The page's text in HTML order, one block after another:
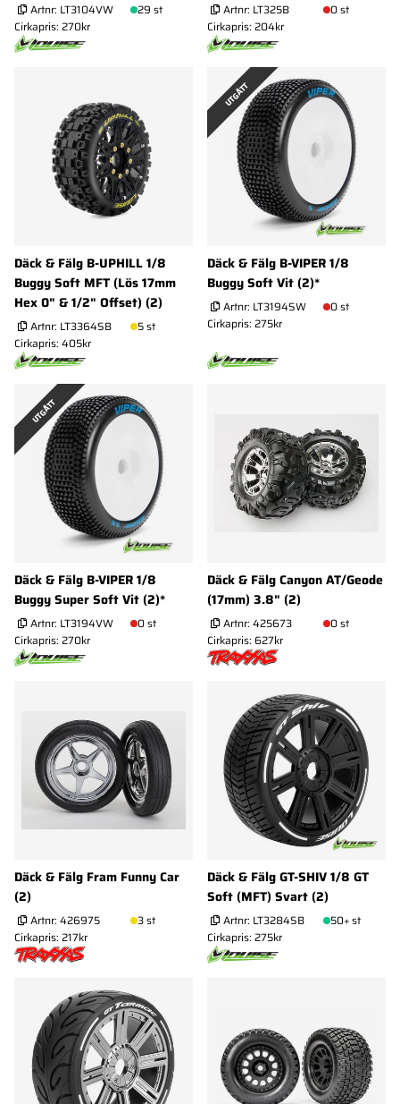
Artnr: LT3104VW
29 st
Cirkapris: 270kr
Artnr: LT325B
0 st
Cirkapris: 204kr
Däck & Fälg B-UPHILL 1/8
Buggy Soft MFT (Lös 17mm
Hex 0" & 1/2" Offset) (2)
Artnr: LT3364SB
5 st
Cirkapris: 405kr
UTGÅTT
Däck & Fälg B-VIPER 1/8
Buggy Soft Vit (2)*
Artnr: LT3194SW
0 st
Cirkapris: 275kr
UTGÅTT
Däck & Fälg B-VIPER 1/8
Buggy Super Soft Vit (2)*
Artnr: LT3194VW
0 st
Cirkapris: 270kr
Däck & Fälg Canyon AT/Geode
(17mm) 3.8" (2)
Artnr: 425673
0 st
Cirkapris: 627kr
Däck & Fälg Fram Funny Car
(2)
Artnr: 426975
3 st
Cirkapris: 217kr
Däck & Fälg GT-SHIV 1/8 GT
Soft (MFT) Svart (2)
Artnr: LT3284SB
50+ st
Cirkapris: 275kr